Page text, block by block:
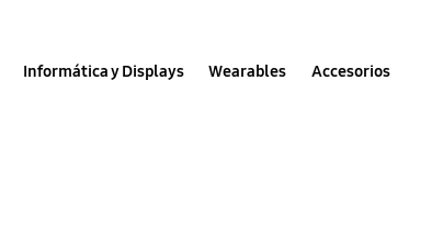
Informática y Displays Wearables Accesorios